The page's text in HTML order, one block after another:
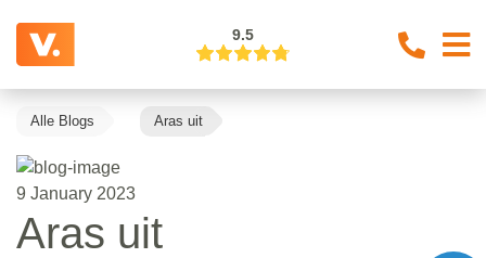
9.5
Alle Blogs Aras uit
9 January 2023
Aras uit